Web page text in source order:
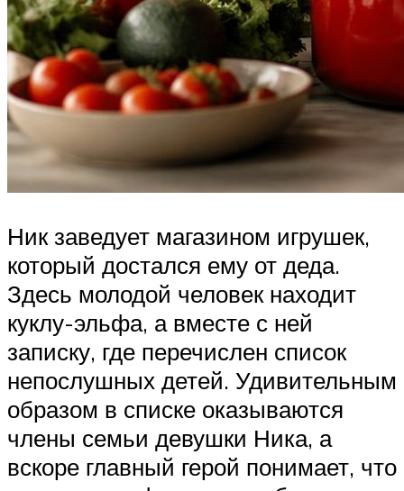
Ник заведует магазином игрушек,
который достался ему от деда.
Здесь молодой человек находит
куклу-эльфа, а вместе с ней
записку, где перечислен список
непослушных детей. Удивительным
образом в списке оказываются
члены семьи девушки Ника, а
вскоре главный герой понимает, что